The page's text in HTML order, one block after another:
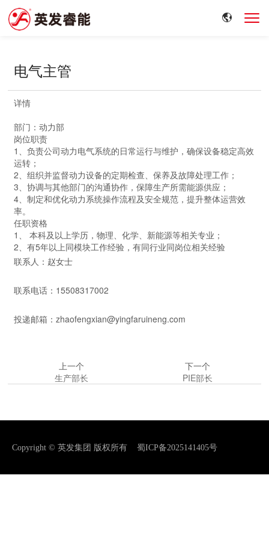
电气主管
详情
部门：动力部
岗位职责
1、负责公司动力电气系统的日常运行与维护，确保设备稳定高效
运转；
2、组织并监督动力设备的定期检查、保养及故障处理工作；
3、协调与其他部门的沟通协作，保障生产所需能源供应；
4、制定和优化动力系统操作流程及安全规范，提升整体运营效
率。
任职资格
1、 本科及以上学历，物理、化学、新能源等相关专业；
2、有5年以上同模块工作经验，有同行业同岗位相关经验
联系人：赵女士
联系电话：15508317002
投递邮箱：zhaofengxian@yingfaruineng.com
上一个
生产部长
下一个
PIE部长
Copyright © 英发集团 版权所有 蜀ICP备2025141405号